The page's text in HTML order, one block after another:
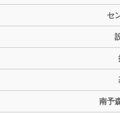
セ
南予